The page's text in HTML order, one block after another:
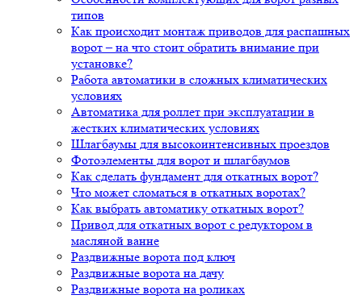
типов
Как происходит монтаж приводов для распашных
ворот – на что стоит обратить внимание при
установке?
Работа автоматики в сложных климатических
условиях
Автоматика для роллет при эксплуатации в
жестких климатических условиях
Шлагбаумы для высокоинтенсивных проездов
Фотоэлементы для ворот и шлагбаумов
Как сделать фундамент для откатных ворот?
Что может сломаться в откатных воротах?
Как выбрать автоматику откатных ворот?
Привод для откатных ворот с редуктором в
масляной ванне
Раздвижные ворота под ключ
Раздвижные ворота на дачу
Раздвижные ворота на роликах